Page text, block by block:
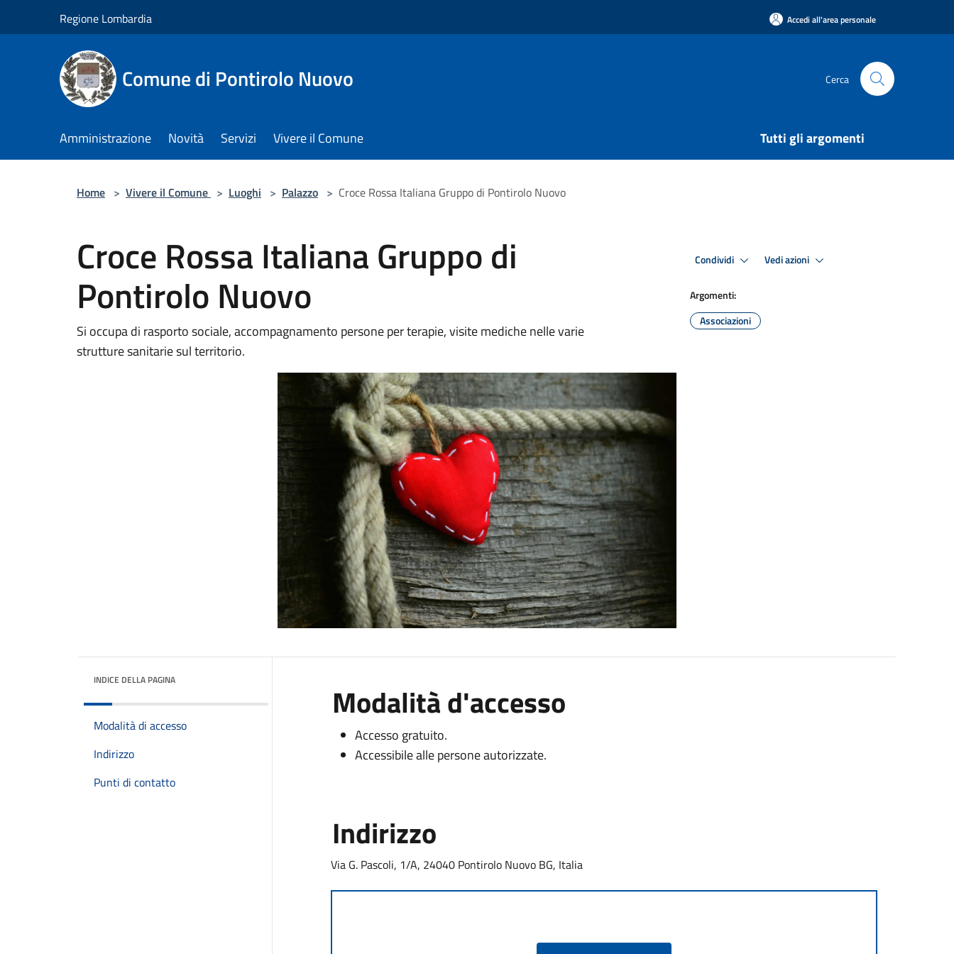
Regione Lombardia Accedi all'area personale
Comune di Pontirolo Nuovo Cerca
Amministrazione Novità Servizi Vivere il Comune Tutti gli argomenti
Home > Vivere il Comune > Luoghi > Palazzo > Croce Rossa Italiana Gruppo di Pontirolo Nuovo
Croce Rossa Italiana Gruppo di
Pontirolo Nuovo
Si occupa di rasporto sociale, accompagnamento persone per terapie, visite mediche nelle varie
strutture sanitarie sul territorio.
Condividi Vedi azioni
Argomenti:
Associazioni
INDICE DELLA PAGINA
Modalità di accesso
Indirizzo
Punti di contatto
Modalità d'accesso
Accesso gratuito.
Accessibile alle persone autorizzate.
Indirizzo
Via G. Pascoli, 1/A, 24040 Pontirolo Nuovo BG, Italia